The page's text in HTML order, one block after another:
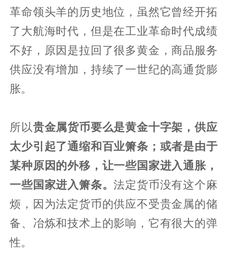
革命领头羊的历史地位，虽然它曾经开拓
了大航海时代，但是在工业革命时代成绩
不好，原因是拉回了很多黄金，商品服务
供应没有增加，持续了一世纪的高通货膨
胀。
所以贵金属货币要么是黄金十字架，供应
太少引起了通缩和百业箫条；或者是由于
某种原因的外移，让一些国家进入通胀，
一些国家进入箫条。法定货币没有这个麻
烦，因为法定货币的供应不受贵金属的储
备、冶炼和技术上的影响，它有很大的弹
性。